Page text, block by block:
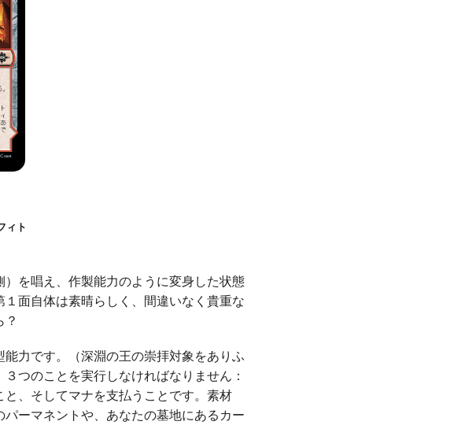
ィト
を唱え、作製能力のように変身した状態
面自体は素晴らしく、間違いなく貴重な
力です。（深淵の王の崇拝対象をありふ
つのことを実行しなければなりません：
、そしてマナを支払うことです。素材
ーマネントや、あなたの墓地にあるカー